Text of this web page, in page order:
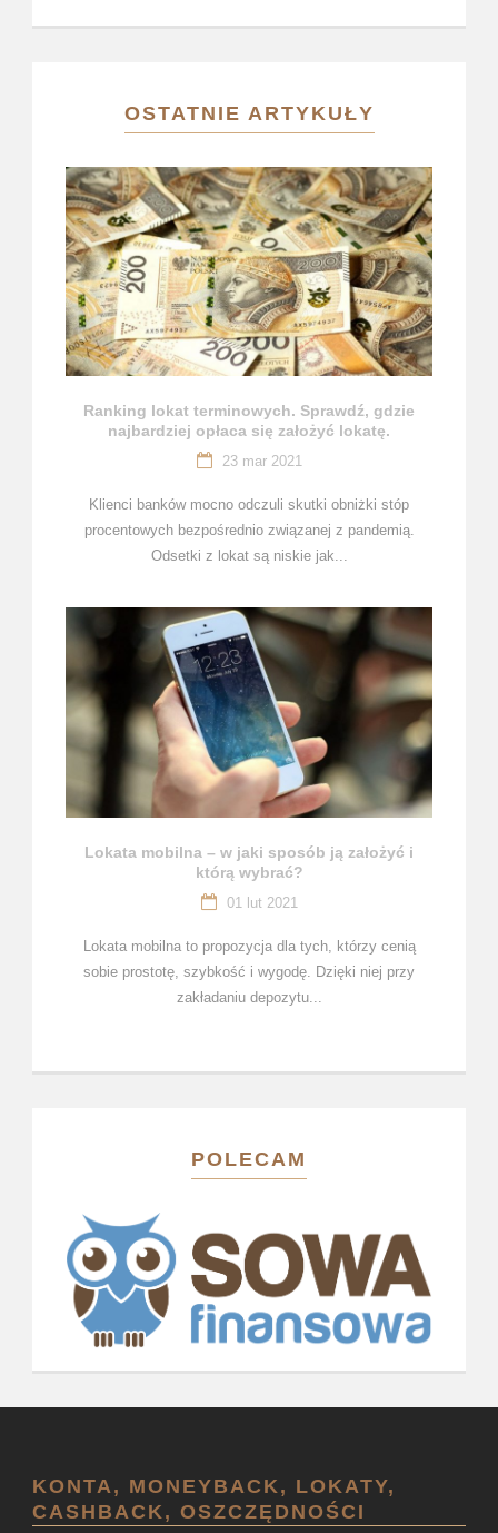
OSTATNIE ARTYKUŁY
Ranking lokat terminowych. Sprawdź, gdzie
najbardziej opłaca się założyć lokatę.
23 mar 2021
Klienci banków mocno odczuli skutki obniżki stóp
procentowych bezpośrednio związanej z pandemią.
Odsetki z lokat są niskie jak...
Lokata mobilna – w jaki sposób ją założyć i
którą wybrać?
01 lut 2021
Lokata mobilna to propozycja dla tych, którzy cenią
sobie prostotę, szybkość i wygodę. Dzięki niej przy
zakładaniu depozytu...
POLECAM
KONTA, MONEYBACK, LOKATY,
CASHBACK, OSZCZĘDNOŚCI